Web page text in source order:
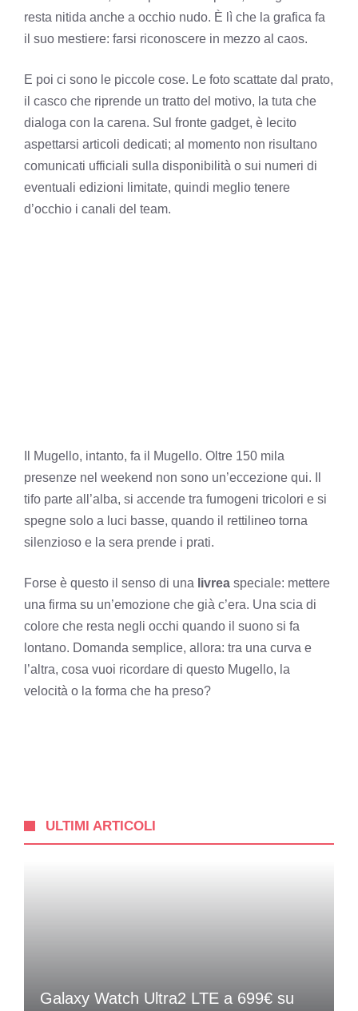
resta nitida anche a occhio nudo. È lì che la grafica fa
il suo mestiere: farsi riconoscere in mezzo al caos.
E poi ci sono le piccole cose. Le foto scattate dal prato,
il casco che riprende un tratto del motivo, la tuta che
dialoga con la carena. Sul fronte gadget, è lecito
aspettarsi articoli dedicati; al momento non risultano
comunicati ufficiali sulla disponibilità o sui numeri di
eventuali edizioni limitate, quindi meglio tenere
d’occhio i canali del team.
Il Mugello, intanto, fa il Mugello. Oltre 150 mila
presenze nel weekend non sono un’eccezione qui. Il
tifo parte all’alba, si accende tra fumogeni tricolori e si
spegne solo a luci basse, quando il rettilineo torna
silenzioso e la sera prende i prati.
Forse è questo il senso di una livrea speciale: mettere
una firma su un’emozione che già c’era. Una scia di
colore che resta negli occhi quando il suono si fa
lontano. Domanda semplice, allora: tra una curva e
l’altra, cosa vuoi ricordare di questo Mugello, la
velocità o la forma che ha preso?
ULTIMI ARTICOLI
Galaxy Watch Ultra2 LTE a 699€ su